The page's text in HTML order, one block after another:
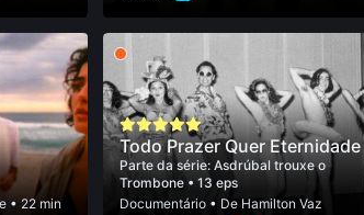
• 22 min
Todo Prazer Quer Eternidade
Parte da série:Asdrúbal trouxe o
Trombone • 13 eps
Documentário • De Hamilton Vaz